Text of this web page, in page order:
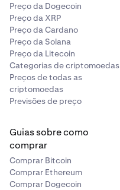
Preço da Dogecoin
Preço da XRP
Preço da Cardano
Preço da Solana
Preço da Litecoin
Categorias de criptomoedas
Preços de todas as
criptomoedas
Previsões de preço
Guias sobre como
comprar
Comprar Bitcoin
Comprar Ethereum
Comprar Dogecoin